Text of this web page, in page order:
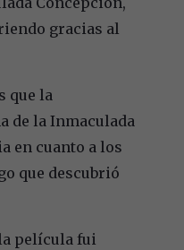
gracias al
que la
de la Inmaculada
en cuanto a los
que descubrió
película fui